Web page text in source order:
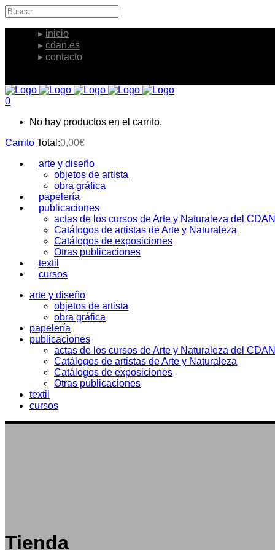
inicio
cdan.es
contacto
0
No hay productos en el carrito.
Carrito Total:0,00€
arte y diseño
objetos de artista
obra gráfica
papelería
publicaciones
actas de los cursos de Arte y Naturaleza del CDAN
Catálogos de artistas de Arte y Naturaleza
Catálogos de exposiciones
Otras publicaciones
textil
cursos
arte y diseño
objetos de artista
obra gráfica
papelería
publicaciones
actas de los cursos de Arte y Naturaleza del CDAN
Catálogos de artistas de Arte y Naturaleza
Catálogos de exposiciones
Otras publicaciones
textil
cursos
Tienda